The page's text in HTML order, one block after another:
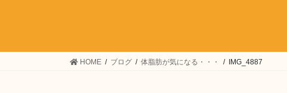
HOME ブログ 体脂肪が気になる・・・ IMG_4887